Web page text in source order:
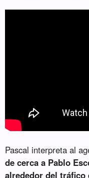
Pascal interpreta al
de cerca a Pablo
alrededor del tráfico